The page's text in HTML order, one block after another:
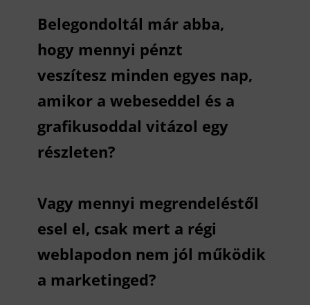
Belegondoltál már abba,
hogy mennyi pénzt
veszítesz minden egyes nap,
amikor a webeseddel és a
grafikusoddal vitázol egy
részleten?
Vagy mennyi megrendeléstől
esel el, csak mert a régi
weblapodon nem jól működik
a marketinged?